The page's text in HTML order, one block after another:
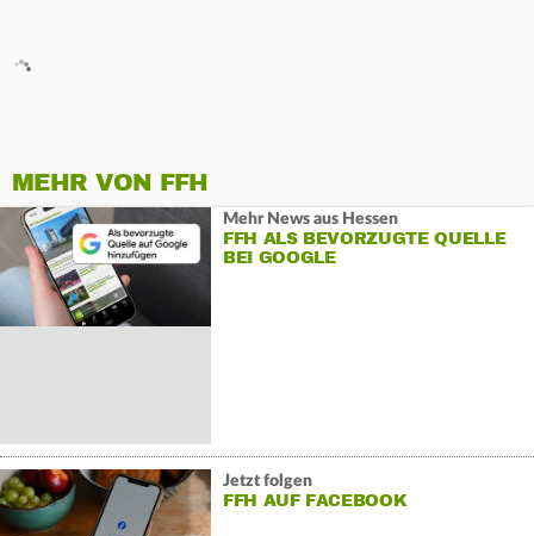
MEHR VON FFH
Mehr News aus Hessen
FFH ALS BEVORZUGTE QUELLE
BEI GOOGLE
Jetzt folgen
FFH AUF FACEBOOK